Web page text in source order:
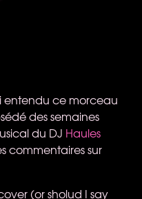
entendu ce morceau
des semaines
du DJ Haules
commentaires sur
(or sholud I say